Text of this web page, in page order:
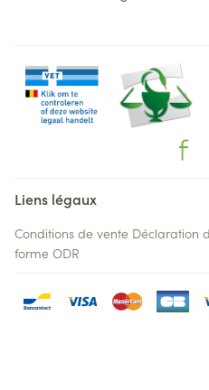
Liens légaux
Conditions de vente Déclaration
forme ODR